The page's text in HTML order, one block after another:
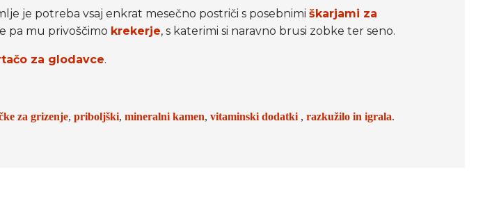
je potreba vsaj enkrat mesečno postriči s posebnimiškarjami za
pa mu privoščimo krekerje, s katerimi si naravno brusi zobke ter seno.
za glodavce.
za grizenje,priboljški,mineralni kamen,vitaminski dodatki ,razkužilo in igrala.